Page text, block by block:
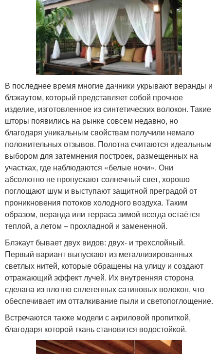
В последнее время многие дачники укрывают веранды и
блэкаутом, который представляет собой прочное
изделие, изготовленное из синтетических волокон. Такие
шторы появились на рынке совсем недавно, но
благодаря уникальным свойствам получили немало
положительных отзывов. Полотна считаются идеальным
выбором для затемнения построек, размещенных на
участках, где наблюдаются «белые ночи». Они
абсолютно не пропускают солнечный свет, хорошо
поглощают шум и выступают защитной преградой от
проникновения потоков холодного воздуха. Таким
образом, веранда или терраса зимой всегда остаётся
теплой, а летом – прохладной и замененной.
Блэкаут бывает двух видов: двух- и трехслойный.
Первый вариант выпускают из металлизированных
светлых нитей, которые обращены на улицу и создают
отражающий эффект лучей. Их внутренняя сторона
сделана из плотно сплетенных сатиновых волокон, что
обеспечивает им отталкивание пыли и светопоглощение.
Встречаются также модели с акриловой пропиткой,
благодаря которой ткань становится водостойкой.